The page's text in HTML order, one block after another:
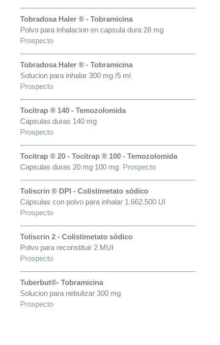
Tobradosa Haler ® - Tobramicina
Polvo para inhalacion en capsula dura 28 mg
Prospecto
Tobradosa Haler ® - Tobramicina
Solucion para inhalar 300 mg /5 ml
Prospecto
Tocitrap ® 140 - Temozolomida
Capsulas duras 140 mg
Prospecto
Tocitrap ® 20 - Tocitrap ® 100 - Temozolomida
Capsulas duras 20 mg 100 mg Prospecto
Toliscrin ® DPI - Colistimetato sódico
Cápsulas con polvo para inhalar 1.662.500 UI
Prospecto
Toliscrin 2 - Colistimetato sódico
Polvo para reconstituir 2 MUI
Prospecto
Tuberbut®- Tobramicina
Solucion para nebulizar 300 mg
Prospecto